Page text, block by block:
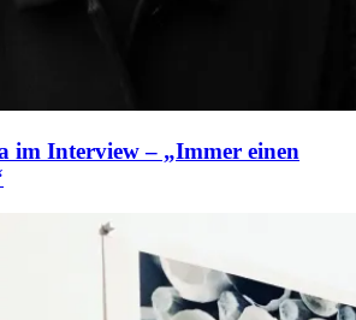
im Interview – „Immer einen